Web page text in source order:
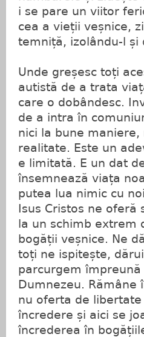
i se pare un viitor
cea a vieții veșnice,
temniță, izolându-l și
Unde greșesc toți
autistă de a trata
care o dobândesc.
de a intra în
nici la bune
realitate. Este un
e limitată. E un dat
însemnează viața
putea lua nimic cu
Isus Cristos ne
la un schimb extrem
bogății veșnice. Ne
toți ne ispitește,
parcurgem
Dumnezeu.
nu oferta de
încredere și aici se
încrederea în